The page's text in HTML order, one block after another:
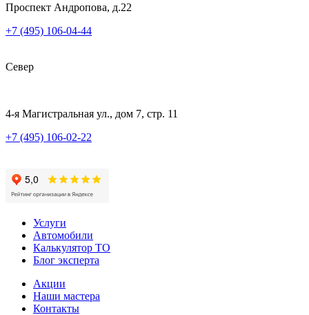
Проспект Андропова, д.22
+7 (495) 106-04-44
Север
4-я Магистральная ул., дом 7, стр. 11
+7 (495) 106-02-22
Услуги
Автомобили
Калькулятор ТО
Блог эксперта
Акции
Наши мастера
Контакты